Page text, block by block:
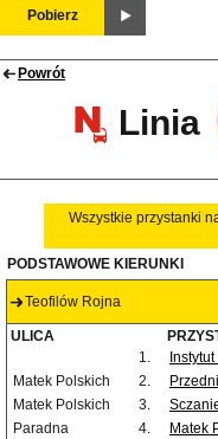
Pobierz
Powrót
Linia
Wszystkie przystanki
PODSTAWOWE KIERUNKI
Teofilów Rojna
ULICA
1.
Matek Polskich
2.
Matek Polskich
3.
Paradna
4. Matek